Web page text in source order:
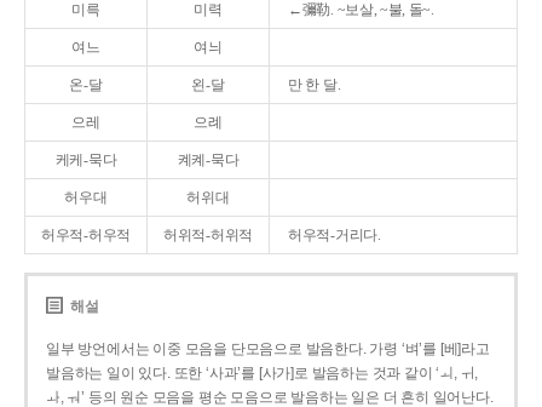
미륵 미력 ←彌勒. ~보살, ~불, 돌~.
여느 여늬
온-달 왼-달 만 한 달.
으레 으례
케케-묵다 켸켸-묵다
허우대 허위대
허우적-허우적 허위적-허위적 허우적-거리다.
해설
일부 방언에서는 이중 모음을 단모음으로 발음한다. 가령 ‘벼’를 [베]라고
발음하는 일이 있다. 또한 ‘사과’를 [사가]로 발음하는 것과 같이 ‘ㅚ, ㅟ,
ㅘ, ㅝ’ 등의 원순 모음을 평순 모음으로 발음하는 일은 더 흔히 일어난다.